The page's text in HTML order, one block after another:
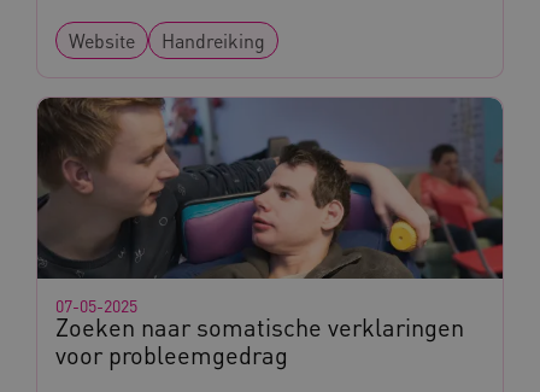
Website Handreiking
Zoeken naar somatische verklaringen
voor probleemgedrag
07-05-2025